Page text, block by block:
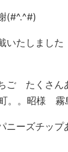
(#^.^#)
いたしまし
ご たくさん
。。昭様 霧
ーズチップ